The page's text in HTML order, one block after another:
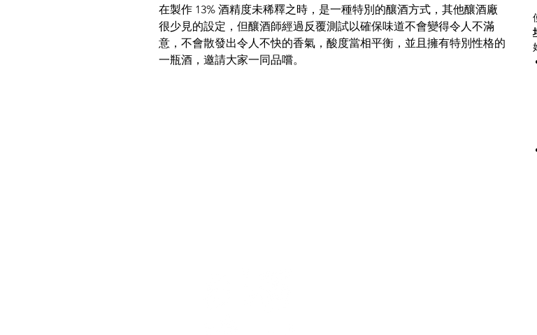
在製作 13% 酒精度未稀釋之時，是一種特別的釀酒方式，其他釀酒廠
很少見的設定，但釀酒師經過反覆測試以確保味道不會變得令人不滿
意，不會散發出令人不快的香氣，酸度當相平衡，並且擁有特別性格的
一瓶酒，邀請大家一同品嚐。